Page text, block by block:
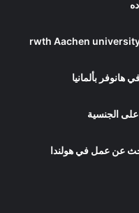
بألمانيا
الجنسية
عن عمل في هولندا